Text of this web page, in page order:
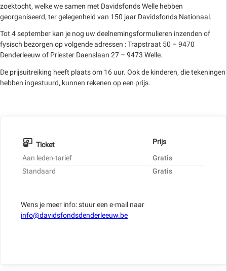
zoektocht, welke we samen met Davidsfonds Welle hebben
georganiseerd, ter gelegenheid van 150 jaar Davidsfonds Nationaal.
Tot 4 september kan je nog uw deelnemingsformulieren inzenden of
fysisch bezorgen op volgende adressen : Trapstraat 50 – 9470
Denderleeuw of Priester Daenslaan 27 – 9473 Welle.
De prijsuitreiking heeft plaats om 16 uur. Ook de kinderen, die tekeningen
hebben ingestuurd, kunnen rekenen op een prijs.
Ticket
Prijs
Aan leden-tarief
Gratis
Standaard
Gratis
Wens je meer info: stuur een e-mail naar
info@davidsfondsdenderleeuw.be